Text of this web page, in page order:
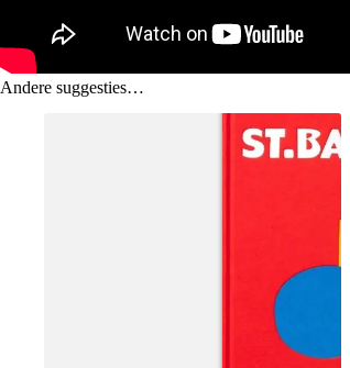
Andere suggesties…